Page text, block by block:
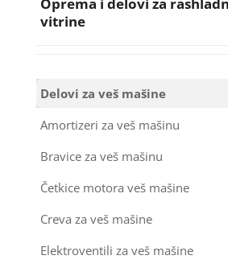
Razno za sudo mašine
Sredstva za održavanje
Točkići za sudo mašine
Šarke za frižidere i zamrzivače
Sijalice za šporete
Kondenz creva
Kondenzatori za klima uređaje
vitrine
Ventilatori za rashladne vitrine
Delovi za veš mašine
Amortizeri za veš mašinu
Bravice za veš mašinu
Četkice motora veš mašine
Creva za veš mašine
Elektroventili za veš mašine